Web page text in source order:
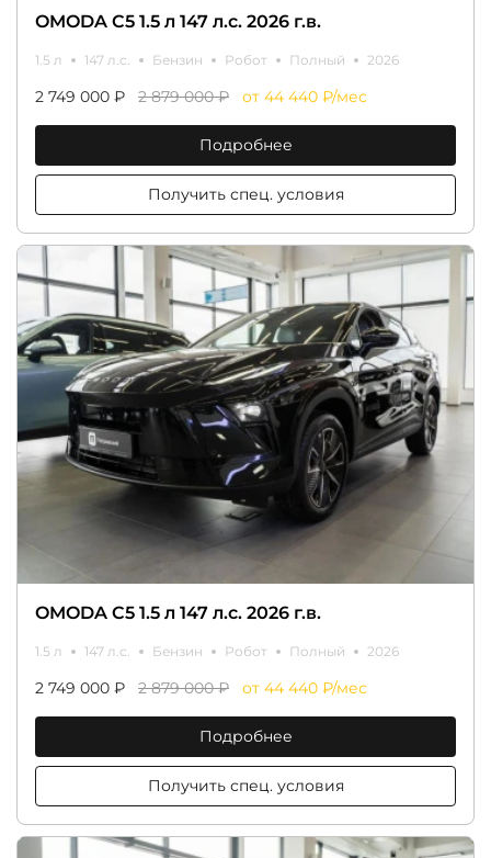
OMODA C5 1.5 л 147 л.с. 2026 г.в.
1.5 л 147 л.с. Бензин Робот Полный 2026
2 749 000 ₽ 2 879 000 ₽ от 44 440 ₽/мес
Подробнее
Получить спец. условия
OMODA C5 1.5 л 147 л.с. 2026 г.в.
1.5 л 147 л.с. Бензин Робот Полный 2026
2 749 000 ₽ 2 879 000 ₽ от 44 440 ₽/мес
Подробнее
Получить спец. условия